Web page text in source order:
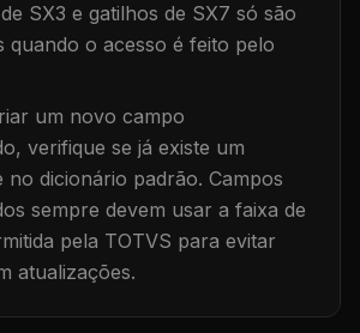
SX3 e gatilhos de SX7 só são
quando o acesso é feito pelo
um novo campo
verifique se já existe um
no dicionário padrão. Campos
sempre devem usar a faixa de
pela TOTVS para evitar
atualizações.